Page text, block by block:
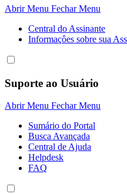
Abrir Menu Fechar Menu
Central do Assinante
Informaçôes sobre sua
Suporte ao Usuário
Abrir Menu Fechar Menu
Sumário do Portal
Busca Avançada
Central de Ajuda
Helpdesk
FAQ